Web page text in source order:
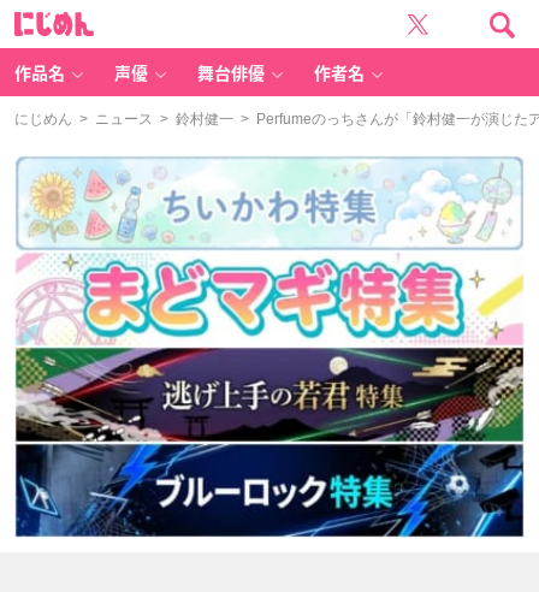
作品名 声優 舞台俳優 作者名
にじめん > ニュース > 鈴村健一 > Perfumeのっちさんが「鈴村健一が演じた